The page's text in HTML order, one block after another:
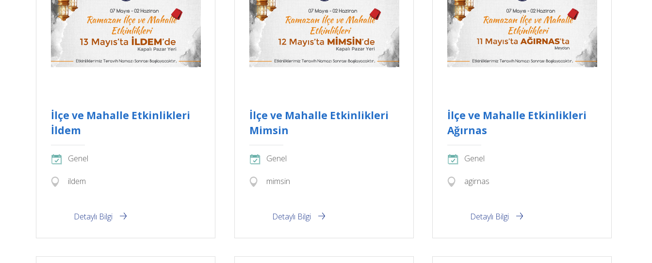
İlçe ve Mahalle Etkinlikleri
İldem
Genel
ildem
Detaylı Bilgi
İlçe ve Mahalle Etkinlikleri
Mimsin
Genel
mimsin
Detaylı Bilgi
İlçe ve Mahalle Etkinlikleri
Ağırnas
Genel
agirnas
Detaylı Bilgi